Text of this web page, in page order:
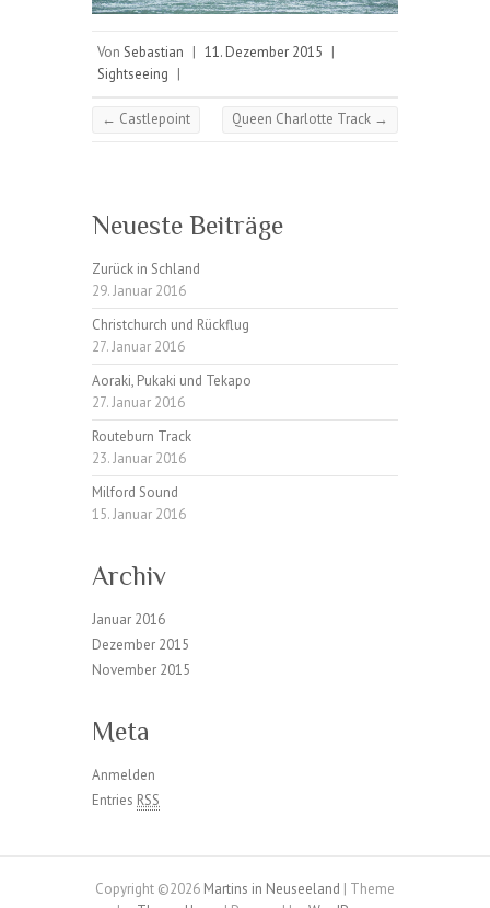
Von Sebastian | 11. Dezember 2015 |
Sightseeing |
← Castlepoint Queen Charlotte Track →
Neueste Beiträge
Zurück in Schland
29. Januar 2016
Christchurch und Rückflug
27. Januar 2016
Aoraki, Pukaki und Tekapo
27. Januar 2016
Routeburn Track
23. Januar 2016
Milford Sound
15. Januar 2016
Archiv
Januar 2016
Dezember 2015
November 2015
Meta
Anmelden
Entries RSS
Copyright ©2026 Martins in Neuseeland | Theme